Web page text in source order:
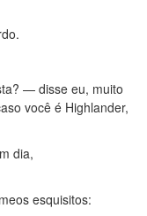
— disse eu, muito
você é Highlander,
dia,
esquisitos: